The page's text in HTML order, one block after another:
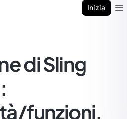
Inizia
di Sling
funzioni,